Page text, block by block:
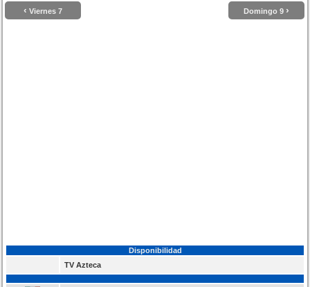
‹ Viernes 7 Domingo 9 ›
Disponibilidad
TV Azteca